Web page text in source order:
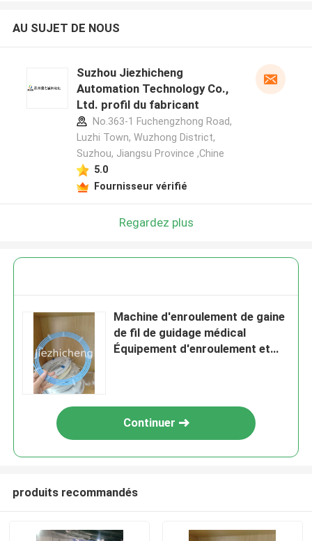
AU SUJET DE NOUS
Suzhou Jiezhicheng
Automation Technology Co.,
Ltd. profil du fabricant
No.363-1 Fuchengzhong Road,
Luzhi Town, Wuzhong District,
Suzhou, Jiangsu Province ,Chine
5.0
Fournisseur vérifié
Regardez plus
Machine d'enroulement de gaine
de fil de guidage médical
Équipement d'enroulement et
claquement automatisées
DSHT001
Continuer
produits recommandés